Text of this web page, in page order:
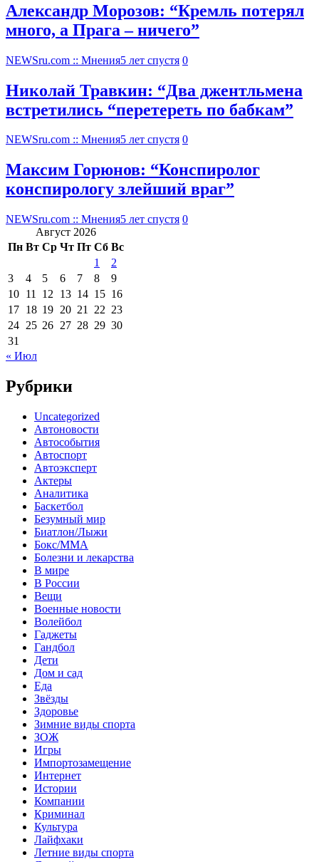
Александр Морозов: “Кремль потерял
много, а Прага – ничего”
NEWSru.com :: Мнения5 лет спустя 0
Николай Травкин: “Два джентльмена
встретились “перетереть по бабкам”
NEWSru.com :: Мнения5 лет спустя 0
Максим Горюнов: “Конспиролог
конспирологу злейший враг”
NEWSru.com :: Мнения5 лет спустя 0
Август 2026
Пн Вт Ср Чт Пт Сб Вс
1
2
3
4 5 6 7 8
9
10 11 12 13 14 15 16
17 18 19 20 21 22 23
24 25 26 27 28 29 30
31
« Июл
Рубрики
Uncategorized
Автоновости
Автособытия
Автоспорт
Автоэксперт
Актеры
Аналитика
Баскетбол
Безумный мир
Биатлон/Лыжи
Бокс/MMA
Болезни и лекарства
В мире
В России
Вещи
Военные новости
Волейбол
Гаджеты
Гандбол
Дети
Дом и сад
Еда
Звёзды
Здоровье
Зимние виды спорта
ЗОЖ
Игры
Импортозамещение
Интернет
Истории
Компании
Криминал
Культура
Лайфхаки
Летние виды спорта